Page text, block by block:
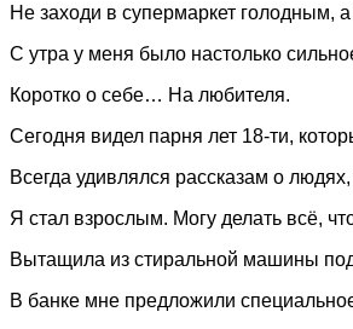
Не заходи в супермаркет голодным,
С утра у меня было настолько
Коротко о себе… На любителя.
Сегодня видел парня лет 18-ти,
Всегда удивлялся рассказам о
Я стал взрослым. Могу делать всё,
Вытащила из стиральной машины
В банке мне предложили